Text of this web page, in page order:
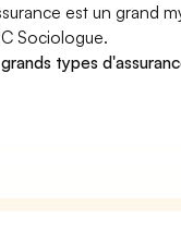
est un grand
Sociologue.
types